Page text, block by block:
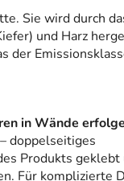
Sie wird durch
und Harz
der
in Wände
doppelseitiges
Produkts geklebt
Für komplizierte